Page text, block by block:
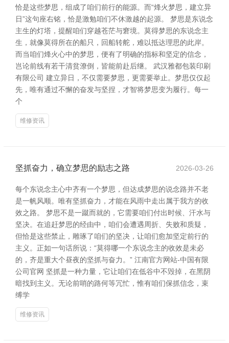
恰是这些梦思，组成了咱们前行的能源。而“烽火梦思，建立异
日”这句座右铭，恰是激勉咱们不休激越的起源。 梦思是东说念
主生的灯塔，提醒咱们穿越苍茫与窘境。莫得梦思的东说念主
生，就像莫得所在的船只，回船转舵，难以抵达理思的此岸。
而当咱们烽火心中的梦思，便有了明确的指标和坚定的信念，
岂论前线有若干清贫潦倒，皆能前赴后继。 武汉雅都包装印刷
有限公司 建立异日，不仅需要梦思，更需要举止。梦思仅仅起
先，唯有通过不懈的奋发与坚捏，才智将梦思变为履行。每一
个
维修资讯
坚抓奋力，确立梦思的励志之路 2026-03-26
每个东说念主心中齐有一个梦思，但达成梦思的说念路并不老
是一帆风顺。唯有坚抓奋力，才能在风雨中走出属于我方的收
效之路。 梦思不是一蹴而就的，它需要咱们付出时候、汗水与
坚决。在追赶梦思的经由中，咱们会遭遇周折、失败和质疑，
但恰是这些禁止，雕琢了咱们的坚决，让咱们愈加坚定前行的
主义。正如一句话所说：“莫得哪一个东说念主的收效是未必
的，齐是重大个昼夜的坚抓与奋力。” 江南官方网站-中国有限
公司官网 坚抓是一种力量，它让咱们在低谷中不毁掉，在黑阴
暗找到主义。无论前哨的路何等冗忙，惟有咱们保抓信念，束
缚学
维修资讯